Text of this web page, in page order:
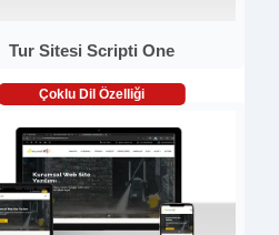
Tur Sitesi Scripti One
Çoklu Dil Özelliği